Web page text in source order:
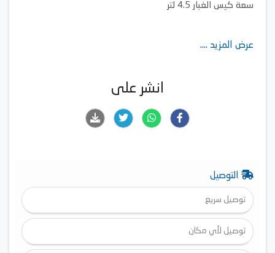
سعة كيس الغبار 4.5 لتر
عرض المزيد ....
انشر على
التوصيل
توصيل سريع
توصيل لأي مكان